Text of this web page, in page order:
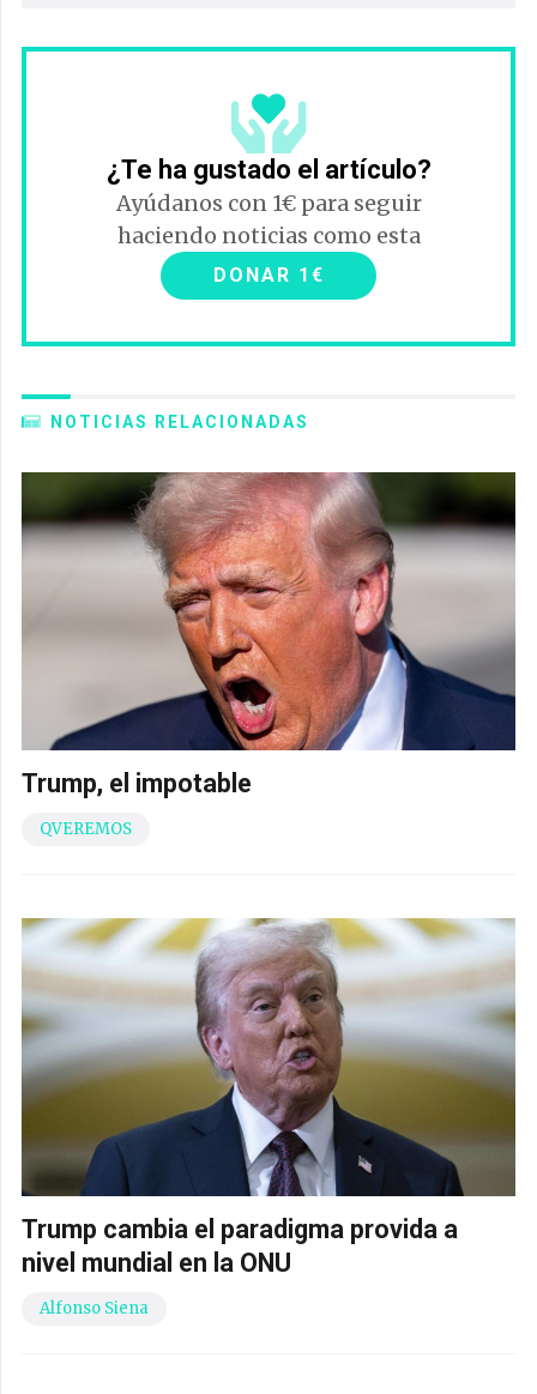
¿Te ha gustado el artículo?
Ayúdanos con 1€ para seguir
haciendo noticias como esta
DONAR 1€
NOTICIAS RELACIONADAS
Trump, el impotable
QVEREMOS
Trump cambia el paradigma provida a
nivel mundial en la ONU
Alfonso Siena